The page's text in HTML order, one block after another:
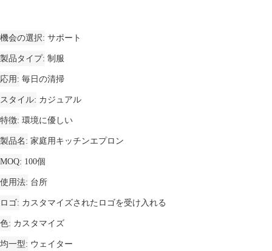
機会の選択 サポート
製品タイプ 制服
応用 毎日の清掃
スタイル カジュアル
特徴 環境に優しい
製品名 家庭用キッチンエプロン
MOQ 100個
使用法 台所
ロゴ カスタマイズされたロゴを受け入れる
色 カスタマイズ
均一型 ウェイター